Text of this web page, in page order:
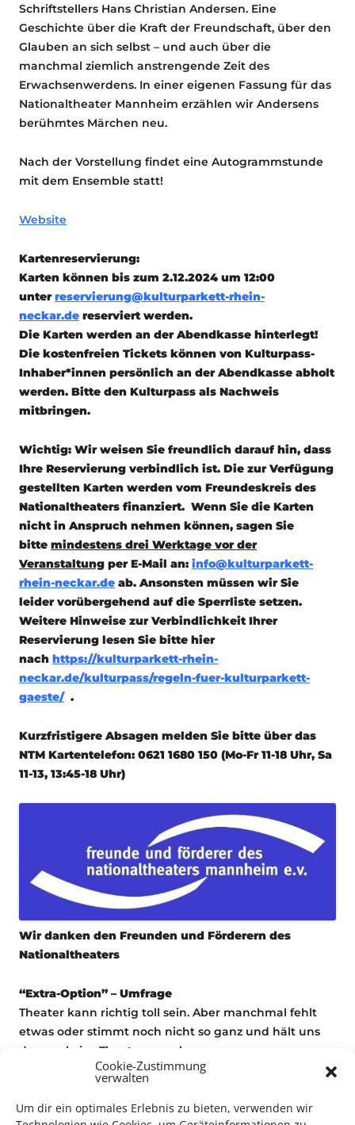
Cookie-Zustimmung
verwalten
Um dir ein optimales Erlebnis zu bieten, verwenden wir
Schriftstellers Hans Christian Andersen. Eine
Geschichte über die Kraft der Freundschaft, über den
Glauben an sich selbst – und auch über die
manchmal ziemlich anstrengende Zeit des
Erwachsenwerdens. In einer eigenen Fassung für das
Nationaltheater Mannheim erzählen wir Andersens
berühmtes Märchen neu.
Nach der Vorstellung findet eine Autogrammstunde
mit dem Ensemble statt!
Website
Kartenreservierung:
Karten können bis zum 2.12.2024 um 12:00
unterreservierung@kulturparkett-rhein-
neckar.de reserviert werden.
Die Karten werden an der Abendkasse hinterlegt!
Die kostenfreien Tickets können von Kulturpass-
Inhaber*innen persönlich an der Abendkasse abholt
werden. Bitte den Kulturpass als Nachweis
mitbringen.
Wichtig: Wir weisen Sie freundlich darauf hin, dass
Ihre Reservierung verbindlich ist. Die zur Verfügung
gestellten Karten werden vom Freundeskreis des
Nationaltheaters finanziert. Wenn Sie die Karten
nicht in Anspruch nehmen können, sagen Sie
bitte mindestens drei Werktage vor der
Veranstaltung per E-Mail an: info@kulturparkett-
rhein-neckar.de ab. Ansonsten müssen wir Sie
leider vorübergehend auf die Sperrliste setzen.
Weitere Hinweise zur Verbindlichkeit Ihrer
Reservierung lesen Sie bitte hier
nach https://kulturparkett-rhein-
neckar.de/kulturpass/regeln-fuer-kulturparkett-
gaeste/.
Kurzfristigere Absagen melden Sie bitte über das
NTM Kartentelefon: 0621 1680 150 (Mo-Fr 11-18 Uhr, Sa
11-13, 13:45-18 Uhr)
Wir danken den Freunden und Förderern des
Nationaltheaters
“Extra-Option” – Umfrage
Theater kann richtig toll sein. Aber manchmal fehlt
etwas oder stimmt noch nicht so ganz und hält uns
davon ab, ins Theater zu gehen.
Projekt “Theaterrendezvous”
richtig guter Theaterbesuch aussehen sollte.